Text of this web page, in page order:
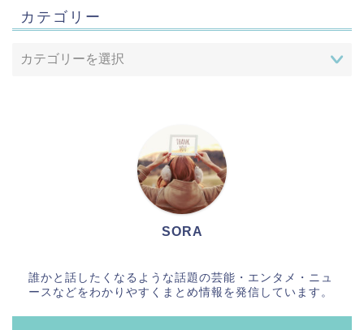
カテゴリー
SORA
誰かと話したくなるような話題の芸能・エンタメ・ニュ
ースなどをわかりやすくまとめ情報を発信しています。